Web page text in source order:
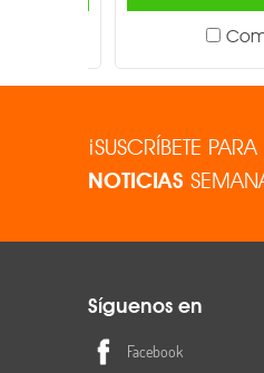
¡SUSCRÍBETE
NOTICIAS
Síguenos en
Facebook